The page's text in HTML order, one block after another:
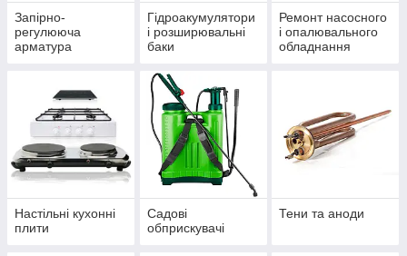
Запірно-
регулююча
арматура
Гідроакумулятори
і розширювальні
баки
Ремонт насосного
і опалювального
обладнання
Настільні кухонні
плити
Садові
обприскувачі
Тени та аноди